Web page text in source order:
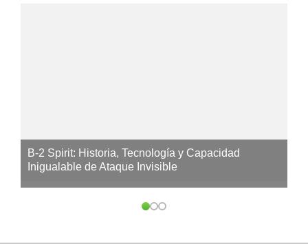
B-2 Spirit: Historia, Tecnología y Capacidad
Inigualable de Ataque Invisible